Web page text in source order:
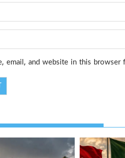
email, and website in this